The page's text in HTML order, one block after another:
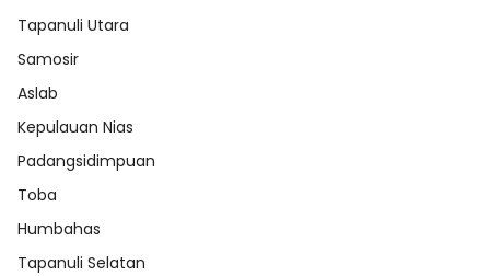
Tapanuli Utara
Samosir
Aslab
Kepulauan Nias
Padangsidimpuan
Toba
Humbahas
Tapanuli Selatan